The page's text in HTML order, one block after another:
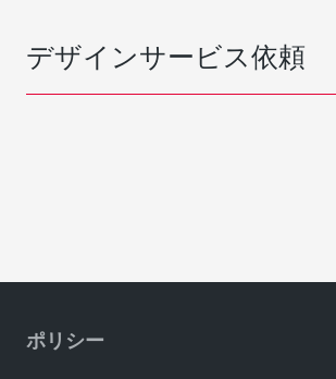
デザインサービス依頼
ポリシー